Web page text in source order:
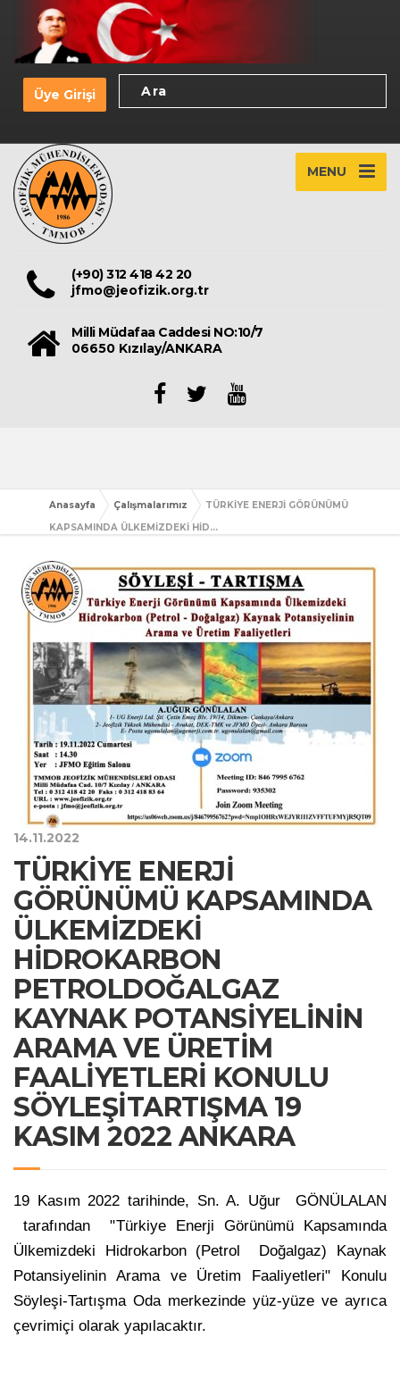
Üye Girişi
MENU
(+90) 312 418 42 20
jfmo@jeofizik.org.tr
Milli Müdafaa Caddesi NO:10/7
06650 Kızılay/ANKARA
Anasayfa Çalışmalarımız
TÜRKİYE ENERJİ GÖRÜNÜMÜ
KAPSAMINDA ÜLKEMİZDEKİ HİD...
14.11.2022
TÜRKİYE ENERJİ
GÖRÜNÜMÜ KAPSAMINDA
ÜLKEMİZDEKİ
HİDROKARBON
PETROLDOĞALGAZ
KAYNAK POTANSİYELİNİN
ARAMA VE ÜRETİM
FAALİYETLERİ KONULU
SÖYLEŞİTARTIŞMA 19
KASIM 2022 ANKARA
19 Kasım 2022 tarihinde, Sn. A. Uğur GÖNÜLALAN
tarafından "Türkiye Enerji Görünümü Kapsamında
Ülkemizdeki Hidrokarbon (Petrol  Doğalgaz) Kaynak
Potansiyelinin Arama ve Üretim Faaliyetleri" Konulu
Söyleşi-Tartışma Oda merkezinde yüz-yüze ve ayrıca
çevrimiçi olarak yapılacaktır.